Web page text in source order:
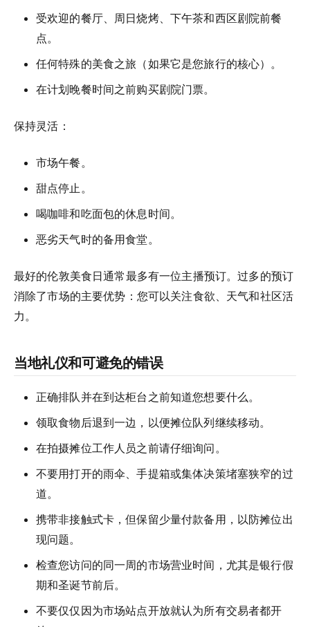
受欢迎的餐厅、周日烧烤、下午茶和西区剧院前餐
点。
任何特殊的美食之旅（如果它是您旅行的核心）。
在计划晚餐时间之前购买剧院门票。
保持灵活：
市场午餐。
甜点停止。
喝咖啡和吃面包的休息时间。
恶劣天气时的备用食堂。
最好的伦敦美食日通常最多有一位主播预订。过多的预订
消除了市场的主要优势：您可以关注食欲、天气和社区活
力。
当地礼仪和可避免的错误
正确排队并在到达柜台之前知道您想要什么。
领取食物后退到一边，以便摊位队列继续移动。
在拍摄摊位工作人员之前请仔细询问。
不要用打开的雨伞、手提箱或集体决策堵塞狭窄的过
道。
携带非接触式卡，但保留少量付款备用，以防摊位出
现问题。
检查您访问的同一周的市场营业时间，尤其是银行假
期和圣诞节前后。
不要仅仅因为市场站点开放就认为所有交易者都开